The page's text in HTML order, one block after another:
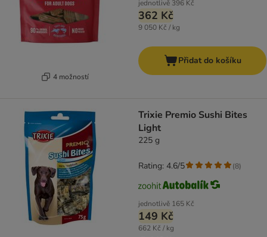
4 možností
jednotlivě 396 Kč
362 Kč
9 050 Kč / kg
Přidat do košíku
Trixie Premio Sushi Bites
Light
225 g
jednotlivě 165 Kč
149 Kč
662 Kč / kg
Rating: 4.6/5 (8)